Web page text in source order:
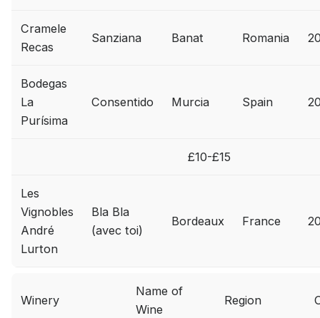
Cramele
Recas
Sanziana Banat Romania
Bodegas
La
Purísima
Consentido Murcia Spain
£10-£15
Les
Vignobles
André
Lurton
Bla Bla
(avec toi)
Bordeaux France
Winery
Name of
Wine
Region